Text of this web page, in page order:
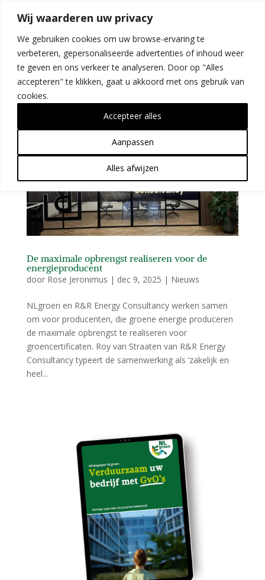
Wij waarderen uw privacy
We gebruiken cookies om uw browse-ervaring te
verbeteren, gepersonaliseerde advertenties of inhoud weer
te geven en ons verkeer te analyseren. Door op "Alles
accepteren" te klikken, gaat u akkoord met ons gebruik van
cookies.
Aanpassen
Alles afwijzen
Accepteer alles
De maximale opbrengst realiseren voor de
energieproducent
door Rose Jeronimus | dec 9, 2025 | Nieuws
NLgroen en R&R Energy Consultancy werken samen
om voor producenten, die groene energie produceren
de maximale opbrengst te realiseren voor
groencertificaten. Roy van Straaten van R&R Energy
Consultancy typeert de samenwerking als ‘zakelijk en
heel...